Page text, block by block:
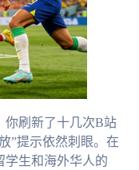
你刷新了十几次B站
”提示依然刺眼。在
学生和海外华人的